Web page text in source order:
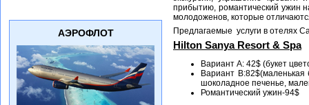
прибытию, романтический ужин
молодоженов, которые
Предлагаемые услуги в отелях
Hilton Sanya Resort & Spa
Вариант А: 42$ (букет
Вариант
шоколадное печенье,
Романтический ужин-94$
АЭРОФЛОТ